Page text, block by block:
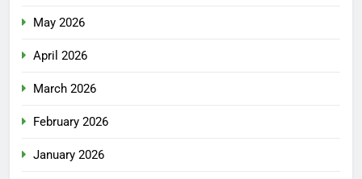
May 2026
April 2026
March 2026
February 2026
January 2026